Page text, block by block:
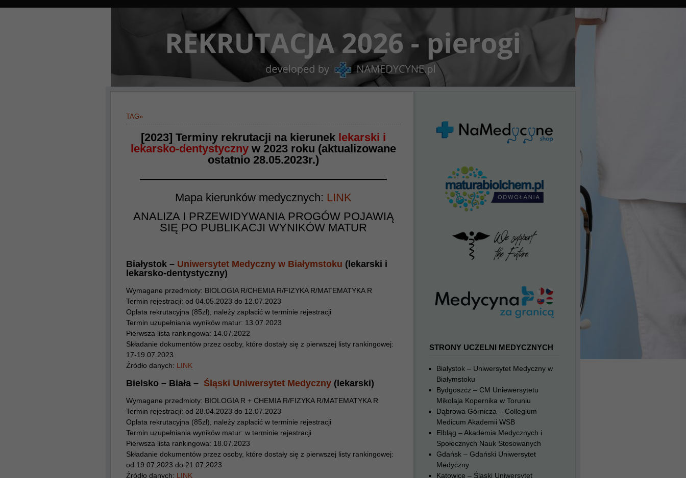
TAG»
[2023] Terminy rekrutacji na kierunek lekarski i
lekarsko-dentystyczny w 2023 roku (aktualizowane
ostatnio 28.05.2023r.)
——————————————————————
Mapa kierunków medycznych: LINK
ANALIZA I PRZEWIDYWANIA PROGÓW POJAWIĄ
SIĘ PO PUBLIKACJI WYNIKÓW MATUR
Białystok – Uniwersytet Medyczny w Białymstoku (lekarski i
lekarsko-dentystyczny)
Wymagane przedmioty: BIOLOGIA R/CHEMIA R/FIZYKA R/MATEMATYKA R
Termin rejestracji: od ​​04.05.2023 do 12.07.2023
Opłata rekrutacyjna (85zł), należy zapłacić w terminie rejestracji
Termin uzupełniania wyników matur: 13.07.2023
Pierwsza lista rankingowa: 14.07.2022
Składanie dokumentów przez osoby, które dostały się z pierwszej listy rankingowej:
17-19.07.2023
Źródło danych: LINK
Bielsko – Biała – Śląski Uniwersytet Medyczny (lekarski)
Wymagane przedmioty: BIOLOGIA R + CHEMIA R/FIZYKA R/MATEMATYKA R
Termin rejestracji: od ​​28.04.2023 do 12.07.2023
Opłata rekrutacyjna (85zł), należy zapłacić w terminie rejestracji
Termin uzupełniania wyników matur: w terminie rejestracji
Pierwsza lista rankingowa: 18.07.2023
Składanie dokumentów przez osoby, które dostały się z pierwszej listy rankingowej:
od 19.07.2023 do 21.07.2023
Źródło danych: LINK
STRONY UCZELNI MEDYCZNYCH
Białystok – Uniwersytet Medyczny w
Białymstoku
Bydgoszcz – CM Uniewersytetu
Mikołaja Kopernika w Toruniu
Dąbrowa Górnicza – Collegium
Medicum Akademii WSB
Elbląg – Akademia Medycznych i
Społecznych Nauk Stosowanych
Gdańsk – Gdański Uniwersytet
Medyczny
Katowice – Śląski Uniwersytet